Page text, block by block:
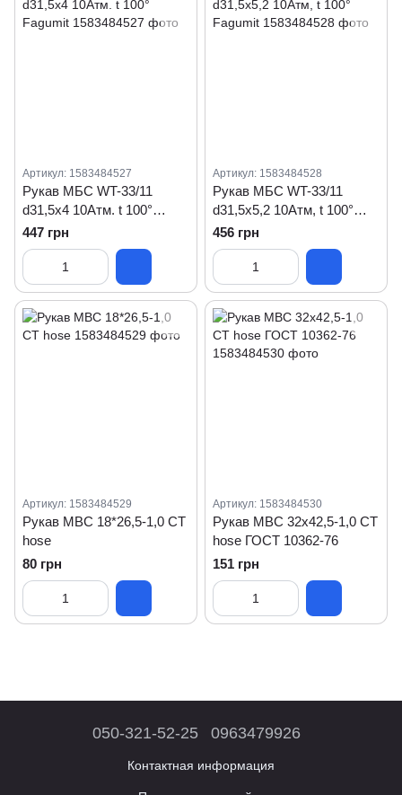
Артикул: 1583484527
Рукав МБС WT-33/11
d31,5x4 10Атм. t 100°
Fagumit
447 грн
Артикул: 1583484528
Рукав МБС WT-33/11
d31,5x5,2 10Атм, t 100°
Fagumit
456 грн
Артикул: 1583484529
Рукав МВС 18*26,5-1,0 СТ
hose
80 грн
Артикул: 1583484530
Рукав МВС 32х42,5-1,0 СТ
hose ГОСТ 10362-76
151 грн
050-321-52-25 0963479926
Контактная информация